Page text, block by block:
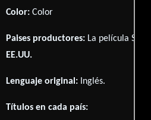
Color: Color
Paises productores: La película Say
EE.UU.
Lenguaje original: Inglés.
Títulos en cada país: